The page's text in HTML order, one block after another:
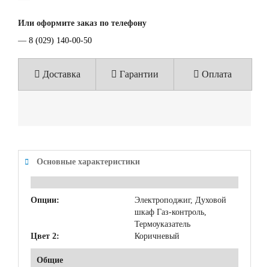
Или оформите заказ по телефону
— 8 (029) 140-00-50
Доставка Гарантии Оплата
Основные характеристики
Опции:
Электроподжиг, Духовой
шкаф Газ-контроль,
Термоуказатель
Цвет 2:
Коричневый
Общие